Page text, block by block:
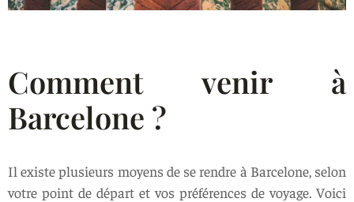
Comment venir à
Barcelone ?
Il existe plusieurs moyens de se rendre à Barcelone, selon
votre point de départ et vos préférences de voyage. Voici